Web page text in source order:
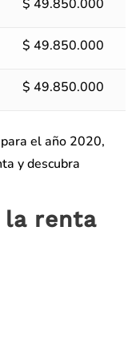
$ 49.850.000
$ 49.850.000
$ 49.850.000
el año 2020,
y descubra
la renta